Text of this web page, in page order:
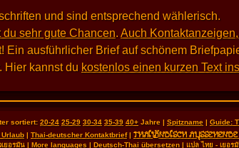
und sind entsprechend wählerisch.
du sehr gute Chancen. Auch
ausführlicher Brief auf schönem
Hier kannst du kostenlos einen kurzen Text
sortiert: 20-24 25-29 30-34 35-39 40+ Jahre | Spitzname | Guide:
| Thai-deutscher Kontaktbrief| THAILÄNDISCH
ยอรมัน| More languages | Deutsch-Thai übersetzen| แปล ไทย - เยอร